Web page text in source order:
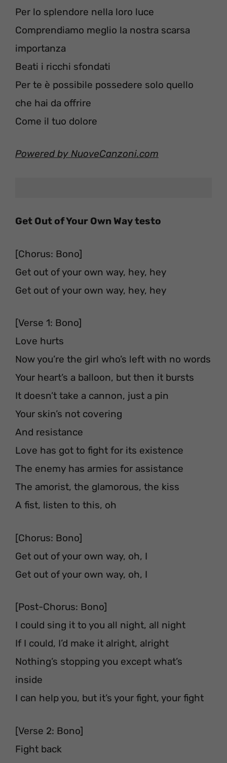
Per lo splendore nella loro luce
Comprendiamo meglio la nostra scarsa
importanza
Beati i ricchi sfondati
Per te è possibile possedere solo quello
che hai da offrire
Come il tuo dolore
Powered by NuoveCanzoni.com
Get Out of Your Own Way testo
[Chorus: Bono]
Get out of your own way, hey, hey
Get out of your own way, hey, hey
[Verse 1: Bono]
Love hurts
Now you’re the girl who’s left with no words
Your heart’s a balloon, but then it bursts
It doesn’t take a cannon, just a pin
Your skin’s not covering
And resistance
Love has got to fight for its existence
The enemy has armies for assistance
The amorist, the glamorous, the kiss
A fist, listen to this, oh
[Chorus: Bono]
Get out of your own way, oh, I
Get out of your own way, oh, I
[Post-Chorus: Bono]
I could sing it to you all night, all night
If I could, I’d make it alright, alright
Nothing’s stopping you except what’s
inside
I can help you, but it’s your fight, your fight
[Verse 2: Bono]
Fight back